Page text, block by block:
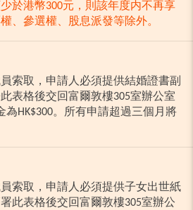
於港幣300元，則該年度内不再享
、參選權、股息派發等除外。
索取，申請人必須提供結婚證書副
表格後交回富爾敦樓305室辦公室
為HK$300。所有申請超過三個月將
索取，申請人必須提供子女出世紙
此表格後交回富爾敦樓305室辦公